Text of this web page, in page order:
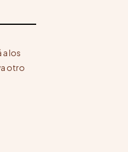
a los
otro